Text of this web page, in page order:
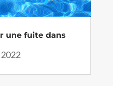
une fuite dans
2022